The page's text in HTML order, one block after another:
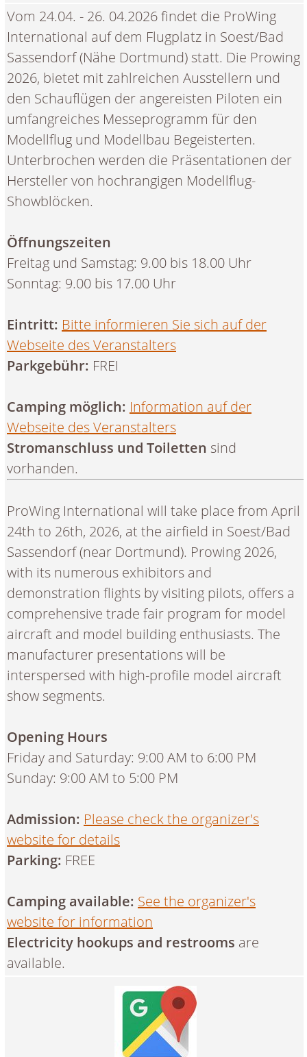
Vom 24.04. - 26. 04.2026 findet die ProWing
International auf dem Flugplatz in Soest/Bad
Sassendorf (Nähe Dortmund) statt. Die Prowing
2026, bietet mit zahlreichen Ausstellern und
den Schauflügen der angereisten Piloten ein
umfangreiches Messeprogramm für den
Modellflug und Modellbau Begeisterten.
Unterbrochen werden die Präsentationen der
Hersteller von hochrangigen Modellflug-
Showblöcken.
Öffnungszeiten
Freitag und Samstag: 9.00 bis 18.00 Uhr
Sonntag: 9.00 bis 17.00 Uhr
Eintritt: Bitte informieren Sie sich auf der
Webseite des Veranstalters
Parkgebühr: FREI
Camping möglich: Information auf der
Webseite des Veranstalters
Stromanschluss und Toiletten sind
vorhanden.
ProWing International will take place from April
24th to 26th, 2026, at the airfield in Soest/Bad
Sassendorf (near Dortmund). Prowing 2026,
with its numerous exhibitors and
demonstration flights by visiting pilots, offers a
comprehensive trade fair program for model
aircraft and model building enthusiasts. The
manufacturer presentations will be
interspersed with high-profile model aircraft
show segments.
Opening Hours
Friday and Saturday: 9:00 AM to 6:00 PM
Sunday: 9:00 AM to 5:00 PM
Admission: Please check the organizer's
website for details
Parking: FREE
Camping available: See the organizer's
website for information
Electricity hookups and restrooms are
available.